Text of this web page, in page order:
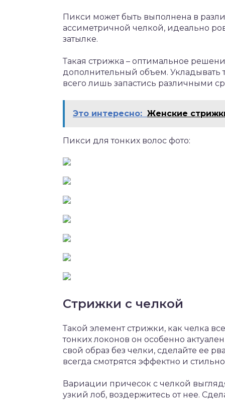
Пикси может быть выполнена в
ассиметричной челкой, идеально
затылке.
Такая стрижка – оптимальное
дополнительный объем. Укладывать
всего лишь запастись различными
Это интересно: Женские
Пикси для тонких волос фото:
Стрижки с челкой
Такой элемент стрижки, как челка
тонких локонов он особенно
свой образ без челки, сделайте ее
всегда смотрятся эффектно и
Вариации причесок с челкой
узкий лоб, воздержитесь от нее.